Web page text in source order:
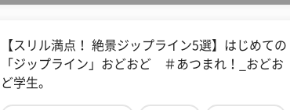
【スリル満点！ 絶景ジップライン5選】はじめての
「ジップライン」おどおど ＃あつまれ！_おどお
ど学生。